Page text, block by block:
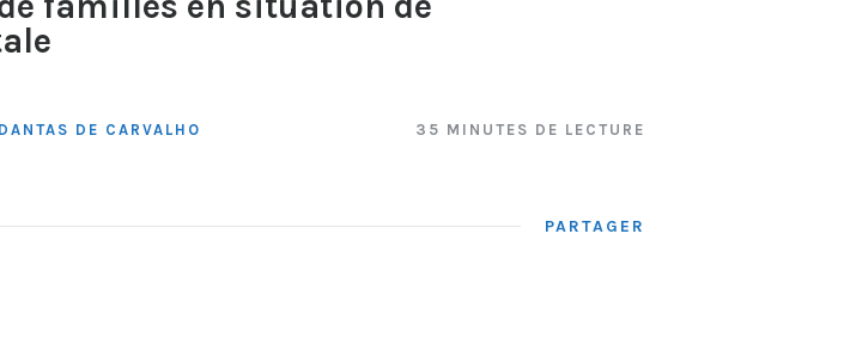
DE CARVALHO 35 MINUTES DE LECTURE
PARTAGER